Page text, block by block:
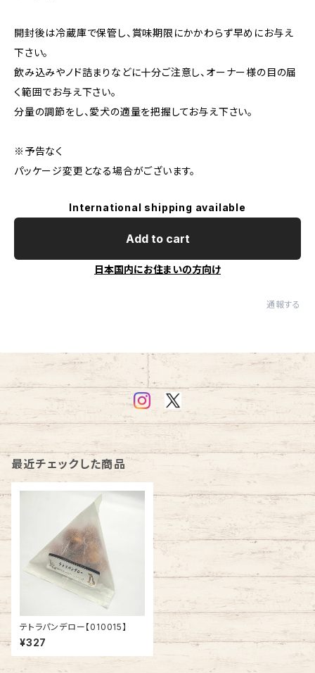
開封後は冷蔵庫で保管し、賞味期限にかかわらず早めにお与え
下さい。
飲み込みやノド詰まりなどに十分ご注意し、オーナー様の目の届
く範囲でお与え下さい。
分量の調節をし、愛犬の適量を把握してお与え下さい。
※予告なく
パッケージ変更となる場合がございます。
International shipping available
Add to cart
日本国内にお住まいの方向け
通報する
最近チェックした商品
テトラパンデロー【010015】
¥327